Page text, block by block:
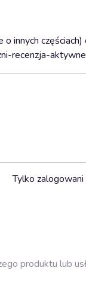
innych
recenzja-
Tylko
produktu lub